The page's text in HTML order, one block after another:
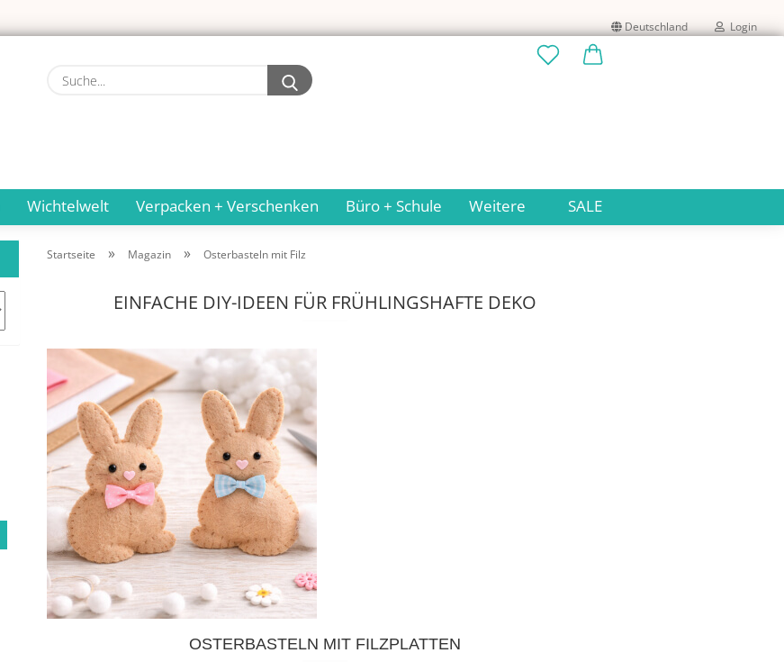
Deutschland Login
Passwort vergessen?
Suche...
Wichtelwelt Verpacken + Verschenken Büro + Schule SALE
Weitere
Startseite » Magazin » Osterbasteln mit Filz
EINFACHE DIY-IDEEN FÜR FRÜHLINGSHAFTE DEKO
OSTERBASTELN MIT FILZPLATTEN